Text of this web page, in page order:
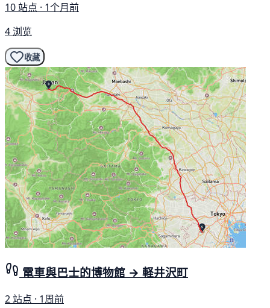
10 站点 · 1个月前
4 浏览
收藏
電車與巴士的博物館 → 軽井沢町
2 站点 · 1周前